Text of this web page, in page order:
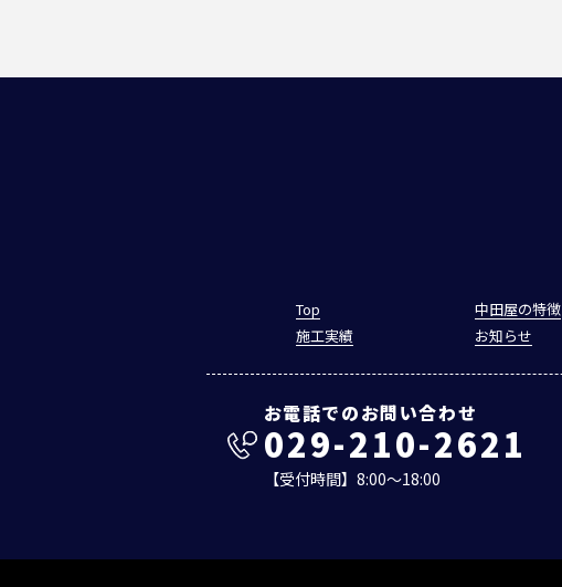
Top 中田屋の特徴
施工実績
お知らせ
お電話でのお問い合わせ
029-210-2621
【受付時間】8:00～18:00